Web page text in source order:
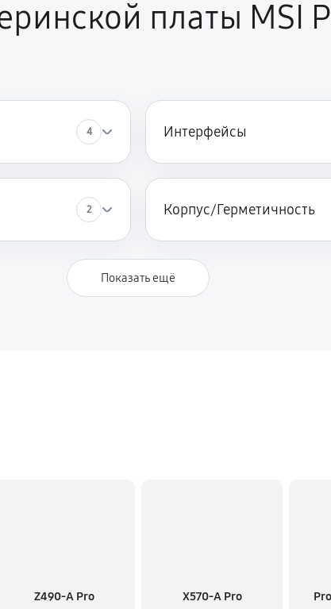
платы MSI
4 Интерфейсы
2 Корпус/Герметичность
Показать ещё
Z490-A Pro X570-A Pro